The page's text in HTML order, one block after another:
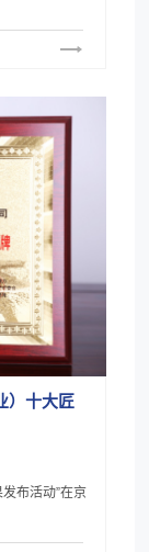
）十大匠
布活动”在京